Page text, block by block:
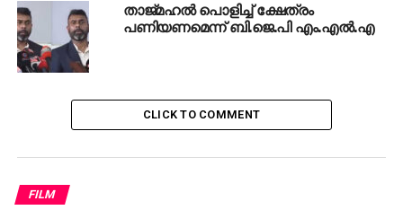
താജ്‌മഹൽ പൊളിച്ച് ക്ഷേത്രം
പണിയണമെന്ന് ബി.ജെ.പി എം.എൽ.എ
CLICK TO COMMENT
FILM